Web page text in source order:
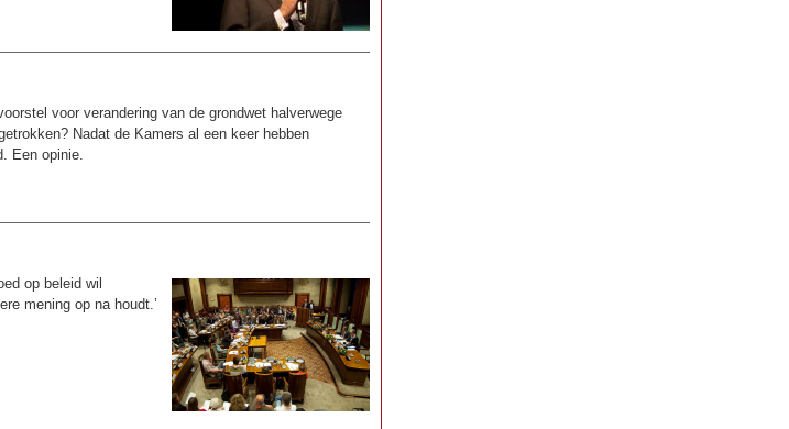
voor verandering van de grondwet halverwege
Nadat de Kamers al een keer hebben
Een opinie.
op beleid wil
mening op na houdt.’